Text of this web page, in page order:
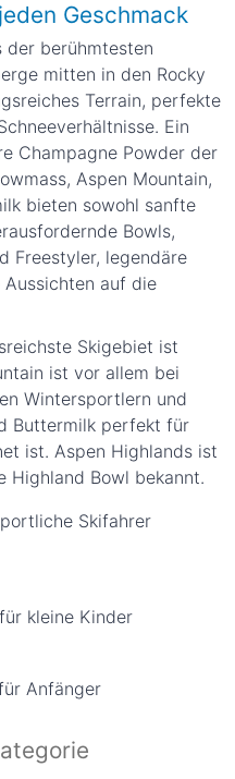
Skifahrer
kleine Kinder
Anfänger
Geschmack
der berühmtesten
mitten in den Rocky
Terrain, perfekte
Ein
Champagne Powder der
Aspen Mountain,
bieten sowohl sanfte
Bowls,
Freestyler, legendäre
auf die
Skigebiet ist
ist vor allem bei
Wintersportlern und
Buttermilk perfekt für
ist. Aspen Highlands ist
Highland Bowl bekannt.